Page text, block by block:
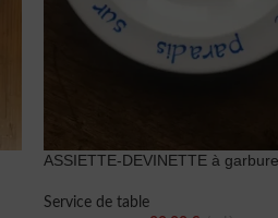
ASSIETTE-DEVINETTE à
Service de table